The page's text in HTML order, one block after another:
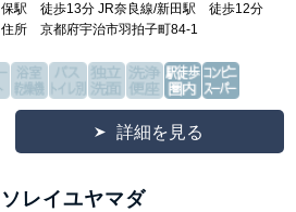
保駅 徒歩13分 JR奈良線/新田駅 徒歩12分
住所 京都府宇治市羽拍子町84-1
詳細を見る
ソレイユヤマダ